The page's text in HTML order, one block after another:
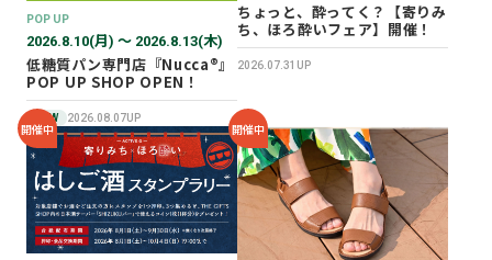
POP UP
2026.8.10(月) 〜 2026.8.13(木)
低糖質パン専門店『Nucca®』
POP UP SHOP OPEN！
NEW 2026.08.07UP
ちょっと、酔ってく？【寄りみ
ち、ほろ酔いフェア】開催！
2026.07.31UP
開催中 開催中